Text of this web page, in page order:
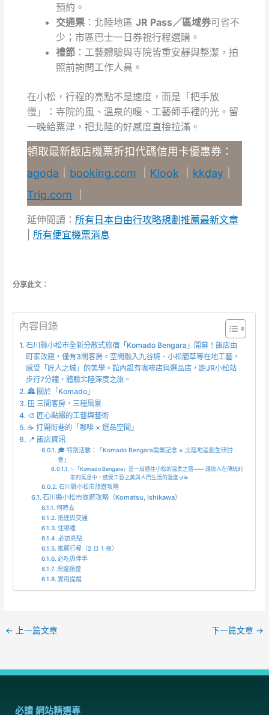
預約。
交通票 ：北陸地區JR Pass／區域券可省不
少；市區巴士一日券視行程選購。
禮節 ：工藝體驗與寺院皆重安靜與整潔，拍
照前詢問工作人員。
在小松，行程的亮點不是速度，而是「把手放
慢」：寺院的風、溫泉的暖、工藝師手裡的光。留
一晚給粟津，把北陸的好感度直接拉滿。
領取最新飯店機票折扣代碼信用卡優惠券：
agoda
booking.com Klook kkday
Trip.com
延伸閱讀： 所有日本自由行攻略規劃推薦最新文章
所有便宜機票消息
分享此文：
內容目錄
石川縣小松市全新分散式旅宿「Komado Bengara」開幕！飯店由
町家改建，僅有3間客房。空間融入九谷燒、小松藺草等在地工藝，
感受「匠人之城」的美學。館內設有咖啡店與選品店，距JR小松站
步行7分鐘，體驗北陸深度之旅。
🏯 關於「Komado」
🪟 三間客房，三種風景
🎨 匠心點綴的工藝與藝術
☕ 打開街巷的「咖啡 × 選品空間」
📍 飯店資訊
🎓 特別活動：「Komado Bengara開業記念 × 北陸地區創生研討
會」
✨「Komado Bengara」是一扇通往小松的溫柔之窗—— 讓旅人在傳統町
家的氣息中，感受工藝之美與人們生活的溫度🪔💫
石川縣小松市旅遊攻略
石川縣小松市旅遊攻略（Komatsu, Ishikawa）
何時去
抵達與交通
住哪裡
必訪亮點
推薦行程（2 日 1 夜）
必吃與伴手
周邊順遊
實用提醒
← 上一篇文章 下一篇文章 →
必讀 網站精選專